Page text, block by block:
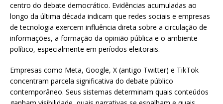
centro do debate democrático. Evidências acumuladas ao
longo da última década indicam que redes sociais e empresas
de tecnologia exercem influência direta sobre a circulação de
informações, a formação da opinião pública e o ambiente
político, especialmente em períodos eleitorais.
Empresas como Meta, Google, X (antigo Twitter) e TikTok
concentram parcela significativa do debate público
contemporâneo. Seus sistemas determinam quais conteúdos